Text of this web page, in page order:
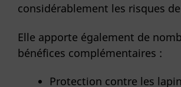
considérablement les risques
Elle apporte également de
bénéfices complémentaires :
Protection contre les